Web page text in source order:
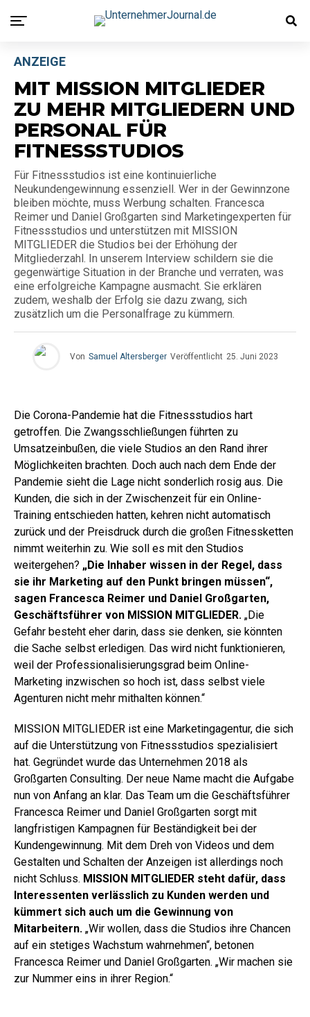
ANZEIGE
MIT MISSION MITGLIEDER
ZU MEHR MITGLIEDERN UND
PERSONAL FÜR
FITNESSSTUDIOS
Für Fitnessstudios ist eine kontinuierliche
Neukundengewinnung essenziell. Wer in der Gewinnzone
bleiben möchte, muss Werbung schalten. Francesca
Reimer und Daniel Großgarten sind Marketingexperten für
Fitnessstudios und unterstützen mit MISSION
MITGLIEDER die Studios bei der Erhöhung der
Mitgliederzahl. In unserem Interview schildern sie die
gegenwärtige Situation in der Branche und verraten, was
eine erfolgreiche Kampagne ausmacht. Sie erklären
zudem, weshalb der Erfolg sie dazu zwang, sich
zusätzlich um die Personalfrage zu kümmern.
Von Samuel Altersberger Veröffentlicht 25. Juni 2023
Die Corona-Pandemie hat die Fitnessstudios hart
getroffen. Die Zwangsschließungen führten zu
Umsatzeinbußen, die viele Studios an den Rand ihrer
Möglichkeiten brachten. Doch auch nach dem Ende der
Pandemie sieht die Lage nicht sonderlich rosig aus. Die
Kunden, die sich in der Zwischenzeit für ein Online-
Training entschieden hatten, kehren nicht automatisch
zurück und der Preisdruck durch die großen Fitnessketten
nimmt weiterhin zu. Wie soll es mit den Studios
weitergehen? „Die Inhaber wissen in der Regel, dass
sie ihr Marketing auf den Punkt bringen müssen“,
sagen Francesca Reimer und Daniel Großgarten,
Geschäftsführer von MISSION MITGLIEDER. „Die
Gefahr besteht eher darin, dass sie denken, sie könnten
die Sache selbst erledigen. Das wird nicht funktionieren,
weil der Professionalisierungsgrad beim Online-
Marketing inzwischen so hoch ist, dass selbst viele
Agenturen nicht mehr mithalten können.“
MISSION MITGLIEDER ist eine Marketingagentur, die sich
auf die Unterstützung von Fitnessstudios spezialisiert
hat. Gegründet wurde das Unternehmen 2018 als
Großgarten Consulting. Der neue Name macht die Aufgabe
nun von Anfang an klar. Das Team um die Geschäftsführer
Francesca Reimer und Daniel Großgarten sorgt mit
langfristigen Kampagnen für Beständigkeit bei der
Kundengewinnung. Mit dem Dreh von Videos und dem
Gestalten und Schalten der Anzeigen ist allerdings noch
nicht Schluss. MISSION MITGLIEDER steht dafür, dass
Interessenten verlässlich zu Kunden werden und
kümmert sich auch um die Gewinnung von
Mitarbeitern. „Wir wollen, dass die Studios ihre Chancen
auf ein stetiges Wachstum wahrnehmen“, betonen
Francesca Reimer und Daniel Großgarten. „Wir machen sie
zur Nummer eins in ihrer Region.“